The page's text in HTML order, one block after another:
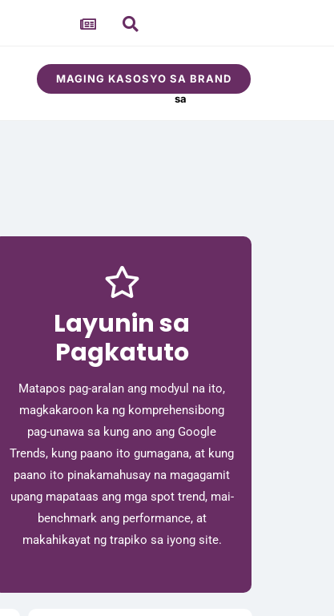
Tungkol
sa
MAGING KASOSYO SA BRAND
Layunin sa
Pagkatuto
Matapos pag-aralan ang modyul na ito,
magkakaroon ka ng komprehensibong
pag-unawa sa kung ano ang Google
Trends, kung paano ito gumagana, at kung
paano ito pinakamahusay na magagamit
upang mapataas ang mga spot trend, mai-
benchmark ang performance, at
makahikayat ng trapiko sa iyong site.